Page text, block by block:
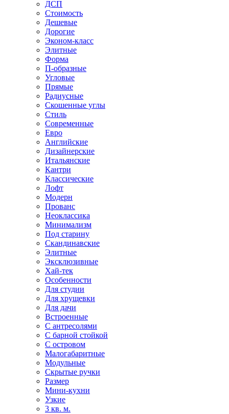
ДСП
Стоимость
Дешевые
Дорогие
Эконом-класс
Элитные
Форма
П-образные
Угловые
Прямые
Радиусные
Скошенные углы
Стиль
Современные
Евро
Английские
Дизайнерские
Итальянские
Кантри
Классические
Лофт
Модерн
Прованс
Неоклассика
Минимализм
Под старину
Скандинавские
Элитные
Эксклюзивные
Хай-тек
Особенности
Для студии
Для хрущевки
Для дачи
Встроенные
С антресолями
С барной стойкой
С островом
Малогабаритные
Модульные
Скрытые ручки
Размер
Мини-кухни
Узкие
3 кв. м.